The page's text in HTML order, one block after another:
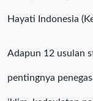
Hayati Indonesia
Adapun 12 usulan
pentingnya